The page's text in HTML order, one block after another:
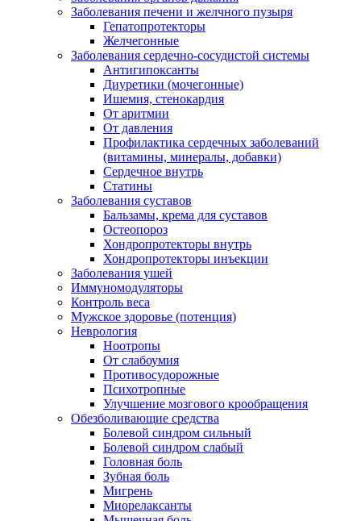
Заболевания печени и желчного пузыря
Гепатопротекторы
Желчегонные
Заболевания сердечно-сосудистой системы
Антигипоксанты
Диуретики (мочегонные)
Ишемия, стенокардия
От аритмии
От давления
Профилактика сердечных заболеваний
(витамины, минералы, добавки)
Сердечное внутрь
Статины
Заболевания суставов
Бальзамы, крема для суставов
Остеопороз
Хондропротекторы внутрь
Хондропротекторы инъекции
Заболевания ушей
Иммуномодуляторы
Контроль веса
Мужское здоровье (потенция)
Неврология
Ноотропы
От слабоумия
Противосудорожные
Психотропные
Улучшение мозгового крообращения
Обезболивающие средства
Болевой синдром сильный
Болевой синдром слабый
Головная боль
Зубная боль
Мигрень
Миорелаксанты